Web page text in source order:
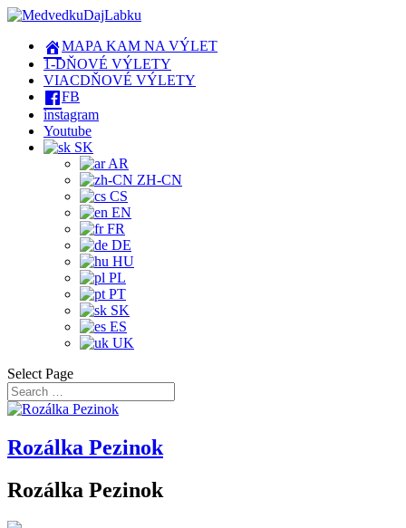
MAPA KAM NA VÝLET
1-DŇOVÉ VÝLETY
VIACDŇOVÉ VÝLETY
FB
instagram
Youtube
SK
AR
ZH-CN
CS
EN
FR
DE
HU
PL
PT
SK
ES
UK
Select Page
Rozálka Pezinok
Rozálka Pezinok